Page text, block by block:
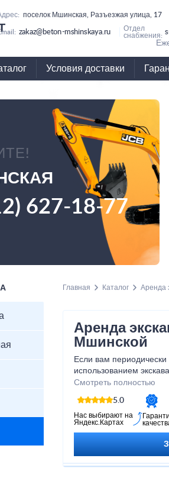
поселок Мшинская, Разъезжая улица, 17
zakaz@beton-mshinskaya.ru
Отдел
снабжения:
Условия доставки
627-18-77
Главная Каталог Аренда
Аренда
Мшинской
Если вам
использованием
покупать
экскаватора-
нашей компании в
Смотреть полностью
5.0
Нас выбирают на
Яндекс.Картах